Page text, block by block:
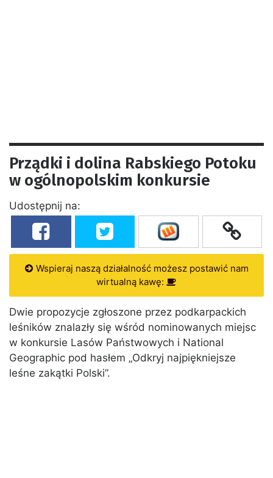
Prządki i dolina Rabskiego Potoku
w ogólnopolskim konkursie
Udostępnij na:
Wspieraj naszą działalność możesz postawić nam
wirtualną kawę:
Dwie propozycje zgłoszone przez podkarpackich
leśników znalazły się wśród nominowanych miejsc
w konkursie Lasów Państwowych i National
Geographic pod hasłem „Odkryj najpiękniejsze
leśne zakątki Polski”.